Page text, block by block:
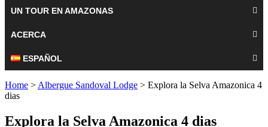
UN TOUR EN AMAZONAS
ACERCA
ESPAÑOL
Home > Albergue Sandoval Lodge > Explora la Selva Amazonica 4
dias
Explora la Selva Amazonica 4 dias